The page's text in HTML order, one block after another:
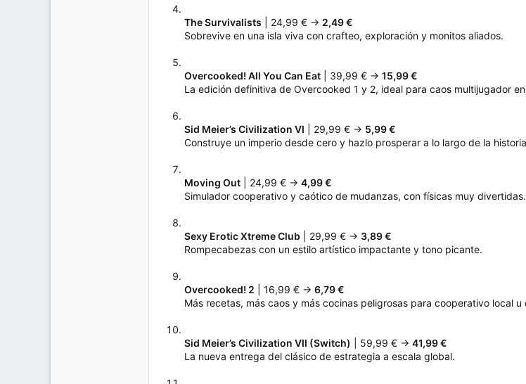
The Survivalists | 24,99 € → 2,49 €
Sobrevive en una isla viva con crafteo, exploración y monitos aliados.
Overcooked! All You Can Eat | 39,99 € → 15,99 €
La edición definitiva de Overcooked 1 y 2, ideal para caos multijugador
Sid Meier’s Civilization VI | 29,99 € → 5,99 €
Construye un imperio desde cero y hazlo prosperar a lo largo de la
Moving Out | 24,99 € → 4,99 €
Simulador cooperativo y caótico de mudanzas, con físicas muy divertidas.
Sexy Erotic Xtreme Club | 29,99 € → 3,89 €
Rompecabezas con un estilo artístico impactante y tono picante.
Overcooked! 2 | 16,99 € → 6,79 €
Más recetas, más caos y más cocinas peligrosas para cooperativo local u
Sid Meier’s Civilization VII (Switch) | 59,99 € → 41,99 €
La nueva entrega del clásico de estrategia a escala global.